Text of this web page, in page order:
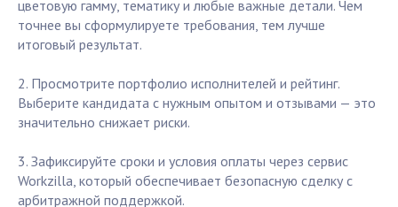
цветовую гамму, тематику и любые важные детали. Чем
точнее вы сформулируете требования, тем лучше
итоговый результат.
2. Просмотрите портфолио исполнителей и рейтинг.
Выберите кандидата с нужным опытом и отзывами — это
значительно снижает риски.
3. Зафиксируйте сроки и условия оплаты через сервис
Workzilla, который обеспечивает безопасную сделку с
арбитражной поддержкой.